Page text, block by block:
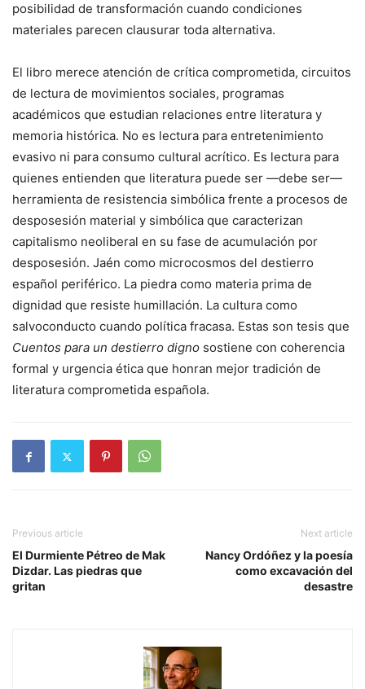
posibilidad de transformación cuando condiciones
materiales parecen clausurar toda alternativa.
El libro merece atención de crítica comprometida, circuitos
de lectura de movimientos sociales, programas
académicos que estudian relaciones entre literatura y
memoria histórica. No es lectura para entretenimiento
evasivo ni para consumo cultural acrítico. Es lectura para
quienes entienden que literatura puede ser —debe ser—
herramienta de resistencia simbólica frente a procesos de
desposesión material y simbólica que caracterizan
capitalismo neoliberal en su fase de acumulación por
desposesión. Jaén como microcosmos del destierro
español periférico. La piedra como materia prima de
dignidad que resiste humillación. La cultura como
salvoconducto cuando política fracasa. Estas son tesis que
Cuentos para un destierro digno sostiene con coherencia
formal y urgencia ética que honran mejor tradición de
literatura comprometida española.
Previous article
El Durmiente Pétreo de Mak
Dizdar. Las piedras que
gritan
Next article
Nancy Ordóñez y la poesía
como excavación del
desastre